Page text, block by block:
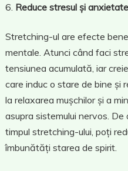
Reduce stresul și
Stretching-ul are efecte
mentale. Atunci când faci
tensiunea acumulată, iar
care induc o stare de bine și
la relaxarea mușchilor și a
asupra sistemului nervos.
timpul stretching-ului, poți
îmbunătăți starea de spirit.